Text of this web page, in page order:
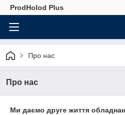
ProdHolod Plus
Про нас
Про нас
Ми даємо друге життя